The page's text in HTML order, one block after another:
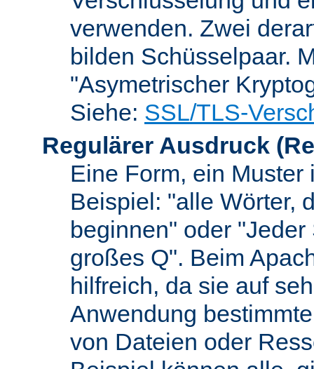
verwenden. Zwei
bilden Schüsselpaar.
"Asymetrischer
Siehe: SSL/TLS-
Regulärer Ausdruck
Eine Form, ein Muster
Beispiel: "alle Wörter,
beginnen" oder
großes Q". Beim
hilfreich, da sie auf
Anwendung
von Dateien oder